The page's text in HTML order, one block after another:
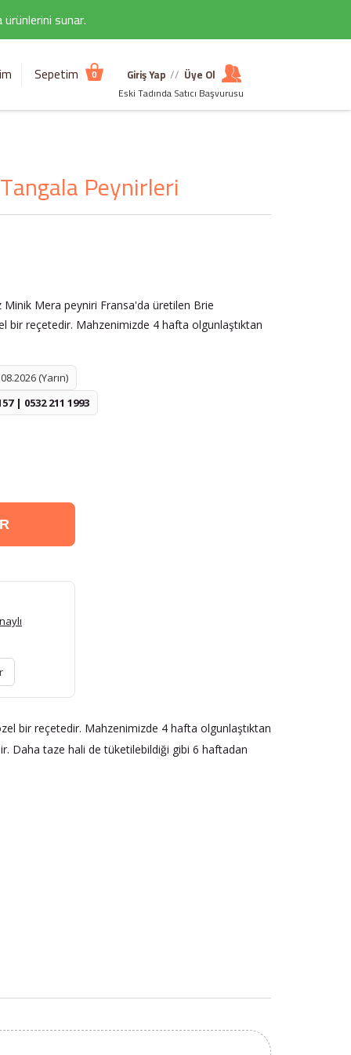
sunar.
Sepetim 0 Giriş Yap // Üye Ol
Eski Tadında Satıcı Başvurusu
Peynirleri
Mera peyniri Fransa'da üretilen Brie
bir reçetedir. Mahzenimizde 4 hafta olgunlaştıktan
(Yarın)
| 0532 211 1993
bir reçetedir. Mahzenimizde 4 hafta olgunlaştıktan
Daha taze hali de tüketilebildiği gibi 6 haftadan